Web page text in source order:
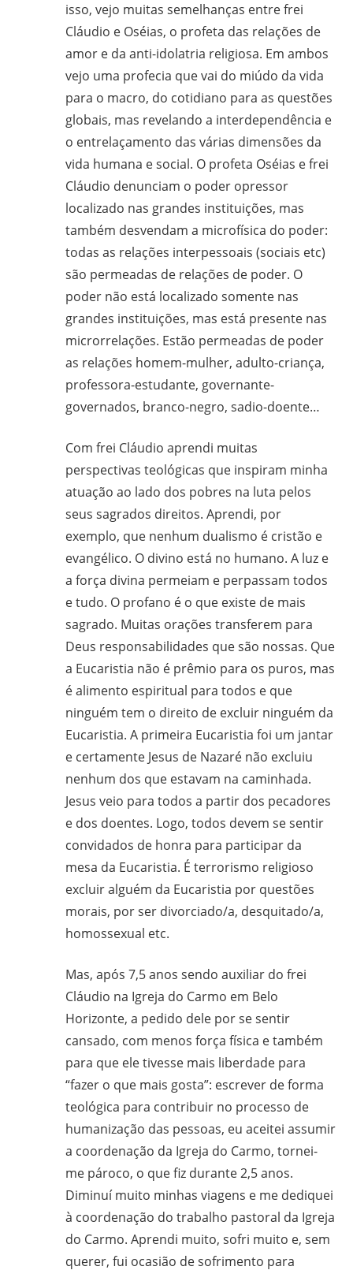
isso, vejo muitas semelhanças entre frei
Cláudio e Oséias, o profeta das relações de
amor e da anti-idolatria religiosa. Em ambos
vejo uma profecia que vai do miúdo da vida
para o macro, do cotidiano para as questões
globais, mas revelando a interdependência e
o entrelaçamento das várias dimensões da
vida humana e social. O profeta Oséias e frei
Cláudio denunciam o poder opressor
localizado nas grandes instituições, mas
também desvendam a microfísica do poder:
todas as relações interpessoais (sociais etc)
são permeadas de relações de poder. O
poder não está localizado somente nas
grandes instituições, mas está presente nas
microrrelações. Estão permeadas de poder
as relações homem-mulher, adulto-criança,
professora-estudante, governante-
governados, branco-negro, sadio-doente…
Com frei Cláudio aprendi muitas
perspectivas teológicas que inspiram minha
atuação ao lado dos pobres na luta pelos
seus sagrados direitos. Aprendi, por
exemplo, que nenhum dualismo é cristão e
evangélico. O divino está no humano. A luz e
a força divina permeiam e perpassam todos
e tudo. O profano é o que existe de mais
sagrado. Muitas orações transferem para
Deus responsabilidades que são nossas. Que
a Eucaristia não é prêmio para os puros, mas
é alimento espiritual para todos e que
ninguém tem o direito de excluir ninguém da
Eucaristia. A primeira Eucaristia foi um jantar
e certamente Jesus de Nazaré não excluiu
nenhum dos que estavam na caminhada.
Jesus veio para todos a partir dos pecadores
e dos doentes. Logo, todos devem se sentir
convidados de honra para participar da
mesa da Eucaristia. É terrorismo religioso
excluir alguém da Eucaristia por questões
morais, por ser divorciado/a, desquitado/a,
homossexual etc.
Mas, após 7,5 anos sendo auxiliar do frei
Cláudio na Igreja do Carmo em Belo
Horizonte, a pedido dele por se sentir
cansado, com menos força física e também
para que ele tivesse mais liberdade para
“fazer o que mais gosta”: escrever de forma
teológica para contribuir no processo de
humanização das pessoas, eu aceitei assumir
a coordenação da Igreja do Carmo, tornei-
me pároco, o que fiz durante 2,5 anos.
Diminuí muito minhas viagens e me dediquei
à coordenação do trabalho pastoral da Igreja
do Carmo. Aprendi muito, sofri muito e, sem
querer, fui ocasião de sofrimento para